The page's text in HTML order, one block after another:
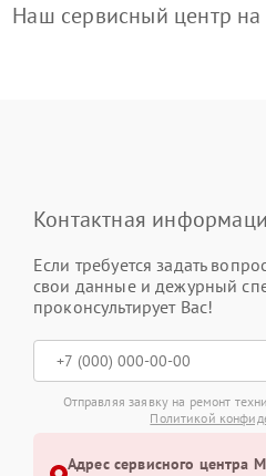
Наш сервисный центр
Контактная
Если требуется задать
свои данные и дежурный
проконсультирует Вас!
Отправляя заявку на ремонт
Политикой
Адрес сервисного центра